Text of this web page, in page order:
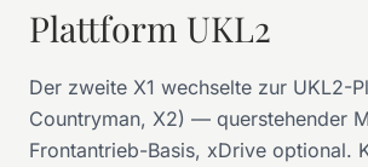
Plattform UKL2
Der zweite X1 wechselte zur UKL2-
Countryman, X2) — querstehender
Frontantrieb-Basis, xDrive optional.